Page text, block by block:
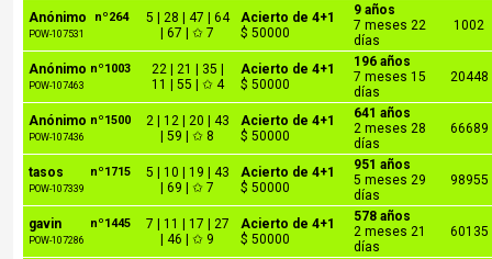
nº264
Anónimo
POW-107531
5 | 28 | 47 | 64
| 67 | ✩ 7
Acierto de 4+1
$ 50000
9 años
7 meses 22
días
1002
nº1003
Anónimo
POW-107463
22 | 21 | 35 |
11 | 55 | ✩ 4
Acierto de 4+1
$ 50000
196 años
7 meses 15
días
20448
nº1500
Anónimo
POW-107436
2 | 12 | 20 | 43
| 59 | ✩ 8
Acierto de 4+1
$ 50000
641 años
2 meses 28
días
66689
nº1715
tasos
POW-107339
5 | 10 | 19 | 43
| 69 | ✩ 7
Acierto de 4+1
$ 50000
951 años
5 meses 29
días
98955
nº1445
gavin
POW-107286
7 | 11 | 17 | 27
| 46 | ✩ 9
Acierto de 4+1
$ 50000
578 años
2 meses 21
días
60135